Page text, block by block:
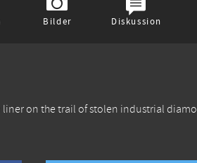
Bilder Diskussion
on the trail of stolen industrial